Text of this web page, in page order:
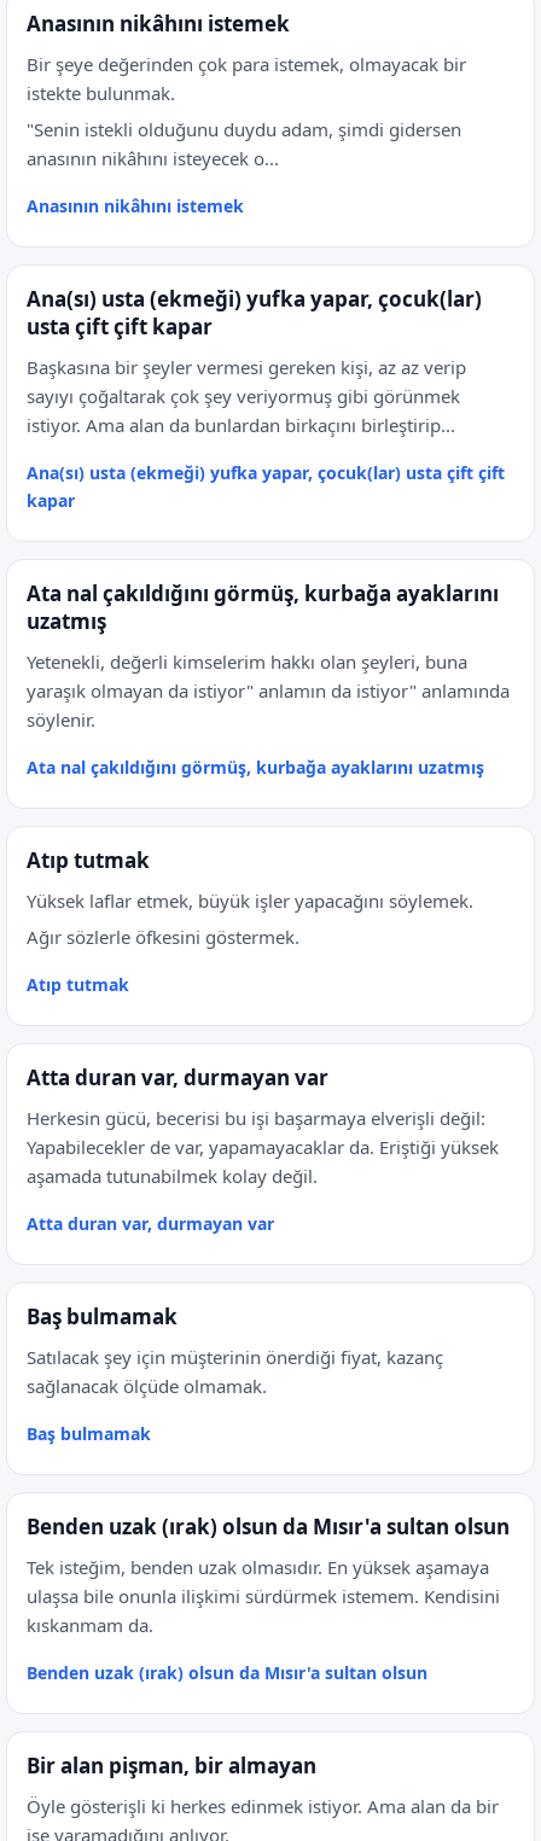
Anasının nikâhını istemek
Bir şeye değerinden çok para istemek, olmayacak bir
istekte bulunmak.
"Senin istekli olduğunu duydu adam, şimdi gidersen
anasının nikâhını isteyecek o...
Anasının nikâhını istemek
Ana(sı) usta (ekmeği) yufka yapar, çocuk(lar)
usta çift çift kapar
Başkasına bir şeyler vermesi gereken kişi, az az verip
sayıyı çoğaltarak çok şey veriyormuş gibi görünmek
istiyor. Ama alan da bunlardan birkaçını birleştirip...
Ana(sı) usta (ekmeği) yufka yapar, çocuk(lar) usta çift çift
kapar
Ata nal çakıldığını görmüş, kurbağa ayaklarını
uzatmış
Yetenekli, değerli kimselerim hakkı olan şeyleri, buna
yaraşık olmayan da istiyor" anlamın da istiyor" anlamında
söylenir.
Ata nal çakıldığını görmüş, kurbağa ayaklarını uzatmış
Atıp tutmak
Yüksek laflar etmek, büyük işler yapacağını söylemek.
Ağır sözlerle öfkesini göstermek.
Atıp tutmak
Atta duran var, durmayan var
Herkesin gücü, becerisi bu işi başarmaya elverişli değil:
Yapabilecekler de var, yapamayacaklar da. Eriştiği yüksek
aşamada tutunabilmek kolay değil.
Atta duran var, durmayan var
Baş bulmamak
Satılacak şey için müşterinin önerdiği fiyat, kazanç
sağlanacak ölçüde olmamak.
Baş bulmamak
Benden uzak (ırak) olsun da Mısır'a sultan olsun
Tek isteğim, benden uzak olmasıdır. En yüksek aşamaya
ulaşsa bile onunla ilişkimi sürdürmek istemem. Kendisini
kıskanmam da.
Benden uzak (ırak) olsun da Mısır'a sultan olsun
Bir alan pişman, bir almayan
Öyle gösterişli ki herkes edinmek istiyor. Ama alan da bir
işe yaramadığını anlıyor.